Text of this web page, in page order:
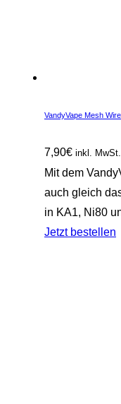
VandyVape Mesh
7,90€ inkl. MwSt.
Mit dem
auch gleich
in KA1, Ni80
Jetzt bestellen